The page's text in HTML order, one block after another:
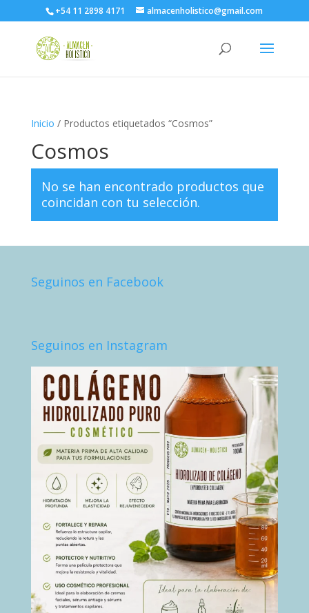
+54 11 2898 4171 almacenholistico@gmail.com
Inicio / Productos etiquetados “Cosmos”
Cosmos
No se han encontrado productos que
coincidan con tu selección.
Seguinos en Facebook
Seguinos en Instagram